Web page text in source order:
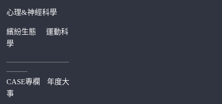
心理&神經科學
繽紛生態運動科
學
—————————
———
CASE專欄
年度大
事